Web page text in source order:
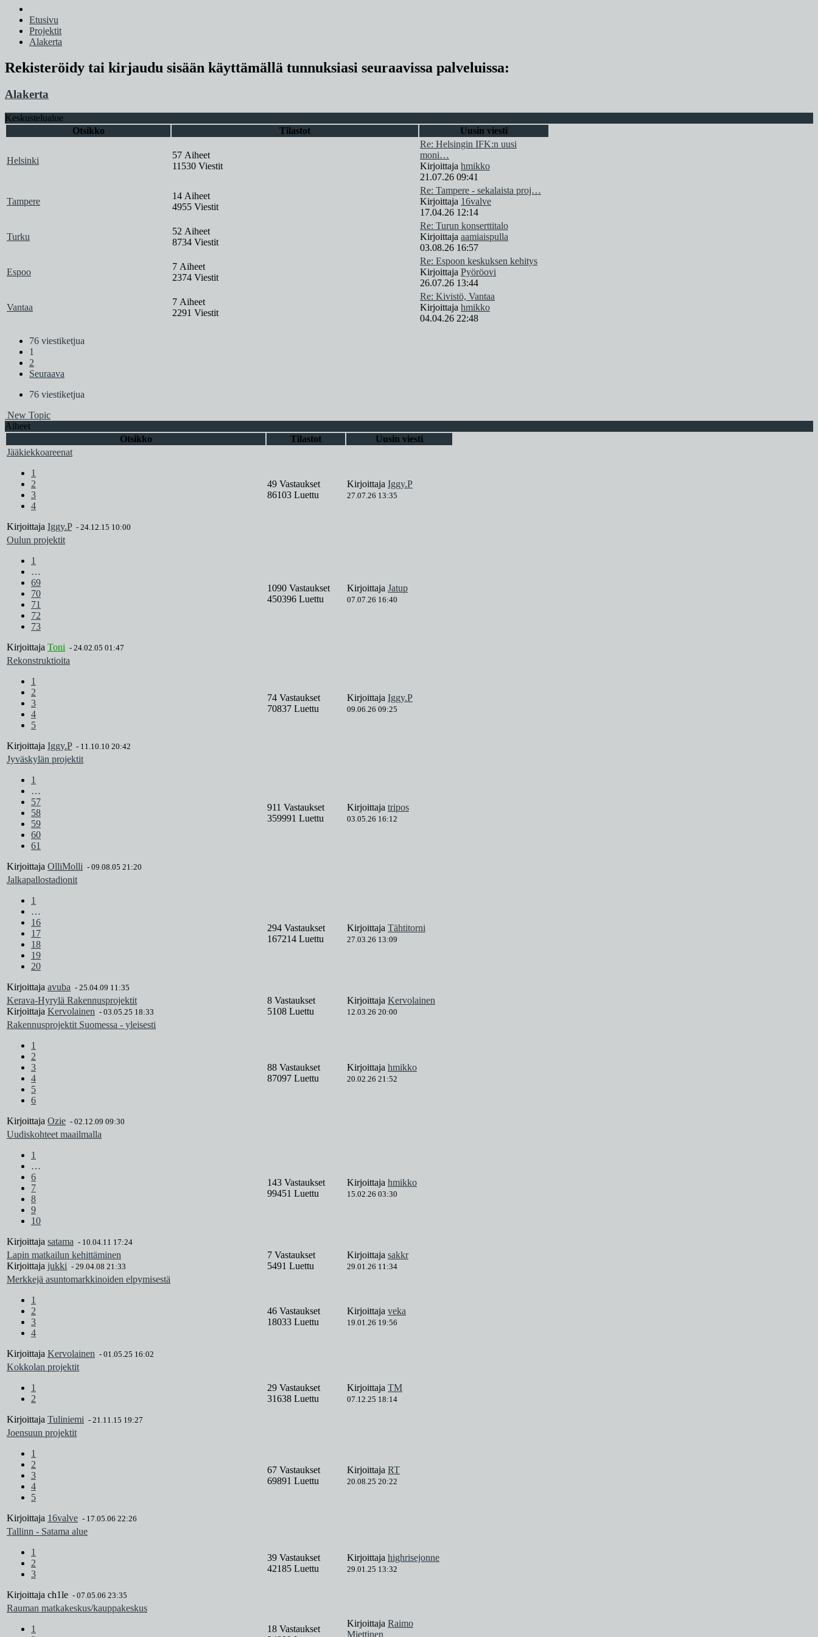
Etusivu
Projektit
Alakerta
Rekisteröidy tai kirjaudu sisään käyttämällä tunnuksiasi seuraavissa palveluissa:
Alakerta
Keskustelualue
Otsikko
Tilastot Uusin viesti
Helsinki
57 Aiheet
11530 Viestit
Re: Helsingin IFK:n uusi
moni…
Kirjoittaja hmikko
21.07.26 09:41
Tampere
14 Aiheet
4955 Viestit
Re: Tampere - sekalaista proj…
Kirjoittaja 16valve
17.04.26 12:14
Turku
52 Aiheet
8734 Viestit
Re: Turun konserttitalo
Kirjoittaja aamiaispulla
03.08.26 16:57
Espoo
7 Aiheet
2374 Viestit
Re: Espoon keskuksen kehitys
Kirjoittaja Pyöröovi
26.07.26 13:44
Vantaa
7 Aiheet
2291 Viestit
Re: Kivistö, Vantaa
Kirjoittaja hmikko
04.04.26 22:48
76 viestiketjua
1
2
Seuraava
76 viestiketjua
New Topic
Aiheet
Otsikko
Tilastot
Uusin viesti
Jääkiekkoareenat
1
2
3
4
Kirjoittaja Iggy.P - 24.12.15 10:00
49 Vastaukset
86103 Luettu
Kirjoittaja Iggy.P
27.07.26 13:35
Oulun projektit
1
…
69
70
71
72
73
Kirjoittaja Toni - 24.02.05 01:47
1090 Vastaukset
450396 Luettu
Kirjoittaja Jatup
07.07.26 16:40
Rekonstruktioita
1
2
3
4
5
Kirjoittaja Iggy.P - 11.10.10 20:42
74 Vastaukset
70837 Luettu
Kirjoittaja Iggy.P
09.06.26 09:25
Jyväskylän projektit
1
…
57
58
59
60
61
Kirjoittaja OlliMolli - 09.08.05 21:20
911 Vastaukset
359991 Luettu
Kirjoittaja tripos
03.05.26 16:12
Jalkapallostadionit
1
…
16
17
18
19
20
Kirjoittaja avuba - 25.04.09 11:35
294 Vastaukset
167214 Luettu
Kirjoittaja Tähtitorni
27.03.26 13:09
Kerava-Hyrylä Rakennusprojektit
Kirjoittaja Kervolainen - 03.05.25 18:33
8 Vastaukset
5108 Luettu
Kirjoittaja Kervolainen
12.03.26 20:00
Rakennusprojektit Suomessa - yleisesti
1
2
3
4
5
6
Kirjoittaja Ozie - 02.12.09 09:30
88 Vastaukset
87097 Luettu
Kirjoittaja hmikko
20.02.26 21:52
Uudiskohteet maailmalla
1
…
6
7
8
9
10
Kirjoittaja satama - 10.04.11 17:24
143 Vastaukset
99451 Luettu
Kirjoittaja hmikko
15.02.26 03:30
Lapin matkailun kehittäminen
Kirjoittaja jukki - 29.04.08 21:33
7 Vastaukset
5491 Luettu
Kirjoittaja sakkr
29.01.26 11:34
Merkkejä asuntomarkkinoiden elpymisestä
1
2
3
4
Kirjoittaja Kervolainen - 01.05.25 16:02
46 Vastaukset
18033 Luettu
Kirjoittaja veka
19.01.26 19:56
Kokkolan projektit
1
2
Kirjoittaja Tuliniemi - 21.11.15 19:27
29 Vastaukset
31638 Luettu
Kirjoittaja TM
07.12.25 18:14
Joensuun projektit
1
2
3
4
5
Kirjoittaja 16valve - 17.05.06 22:26
67 Vastaukset
69891 Luettu
Kirjoittaja RT
20.08.25 20:22
Tallinn - Satama alue
1
2
3
Kirjoittaja ch1le - 07.05.06 23:35
39 Vastaukset
42185 Luettu
Kirjoittaja highrisejonne
29.01.25 13:32
Rauman matkakeskus/kauppakeskus
1
18 Vastaukset
Kirjoittaja Raimo
Miettinen